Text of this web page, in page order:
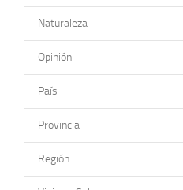
Naturaleza
Opinión
País
Provincia
Región